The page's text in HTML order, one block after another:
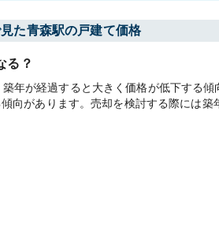
た青森駅の戸建て価格
る？
年が経過すると大きく価格が低下する
向があります。売却を検討する際には